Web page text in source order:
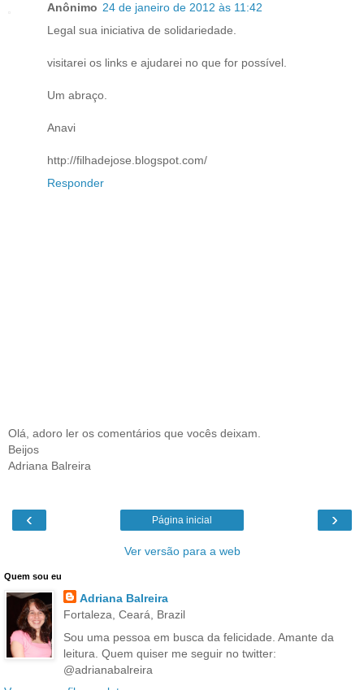
Anônimo 24 de janeiro de 2012 às 11:42
Legal sua iniciativa de solidariedade.
visitarei os links e ajudarei no que for possível.
Um abraço.
Anavi
http://filhadejose.blogspot.com/
Responder
Olá, adoro ler os comentários que vocês deixam.
Beijos
Adriana Balreira
‹ ›
Página inicial
Ver versão para a web
Quem sou eu
Adriana Balreira
Fortaleza, Ceará, Brazil
Sou uma pessoa em busca da felicidade. Amante da
leitura. Quem quiser me seguir no twitter:
@adrianabalreira